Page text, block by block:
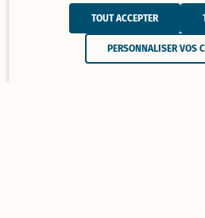
TOUT ACCEPTER
PERSONNALISER VOS